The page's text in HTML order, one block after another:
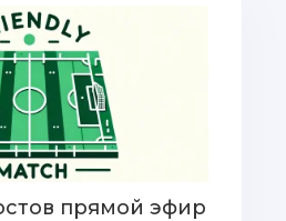
прямой эфир